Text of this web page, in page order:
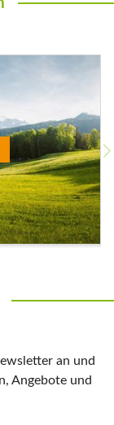
an und
Angebote und